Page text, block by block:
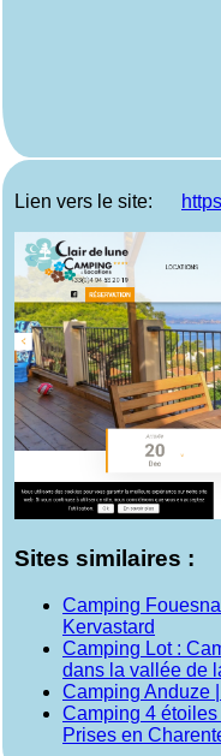
Lien vers le site:
Sites similaires :
Camping
Kervastard
Camping Lot :
dans la vallée de
Camping Anduze
Camping 4
Prises en